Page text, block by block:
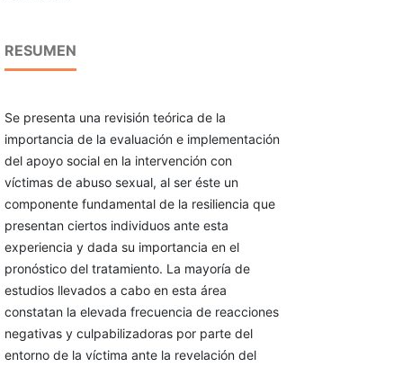
RESUMEN
Se presenta una revisión teórica de la
importancia de la evaluación e implementación
del apoyo social en la intervención con
víctimas de abuso sexual, al ser éste un
componente fundamental de la resiliencia que
presentan ciertos individuos ante esta
experiencia y dada su impor­tancia en el
pronóstico del tratamiento. La mayoría de
estudios llevados a cabo en esta área
constatan la elevada frecuencia de reacciones
negativas y culpabilizadoras por parte del
entorno de la víctima ante la revelación del